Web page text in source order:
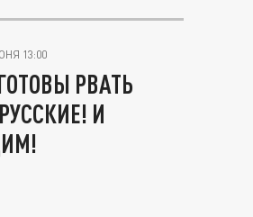
13:00
РВАТЬ
И